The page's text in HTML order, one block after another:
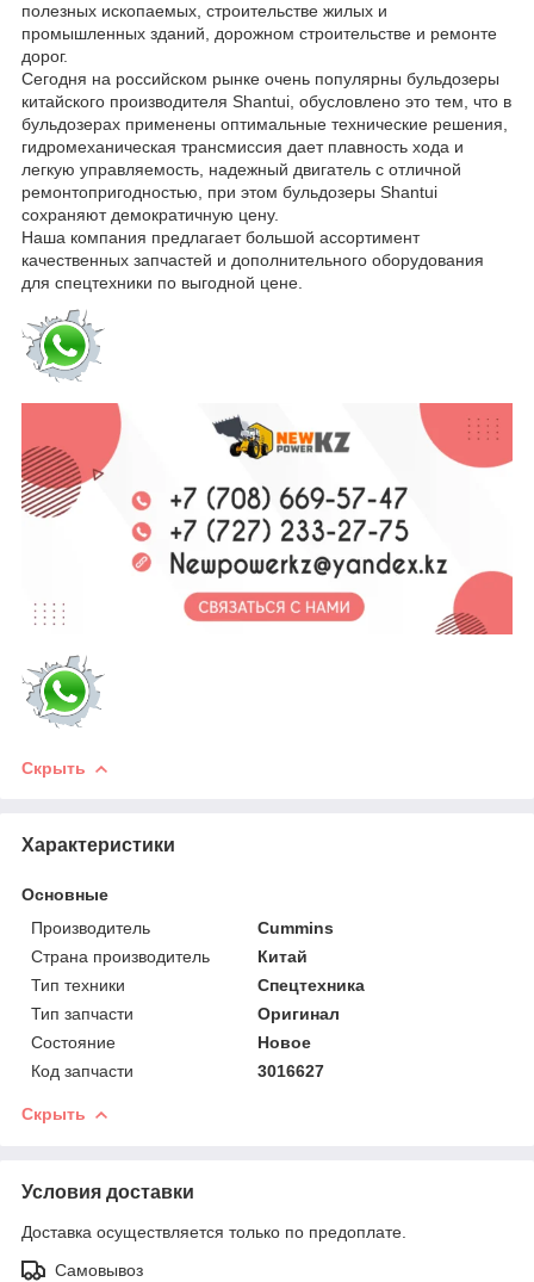
полезных ископаемых, строительстве жилых и
промышленных зданий, дорожном строительстве и ремонте
дорог.
Сегодня на российском рынке очень популярны бульдозеры
китайского производителя Shantui, обусловлено это тем, что в
бульдозерах применены оптимальные технические решения,
гидромеханическая трансмиссия дает плавность хода и
легкую управляемость, надежный двигатель с отличной
ремонтопригодностью, при этом бульдозеры Shantui
сохраняют демократичную цену.
Наша компания предлагает большой ассортимент
качественных запчастей и дополнительного оборудования
для спецтехники по выгодной цене.
Скрыть
Характеристики
Основные
Производитель
Cummins
Страна производитель
Китай
Тип техники
Спецтехника
Тип запчасти
Оригинал
Состояние
Новое
Код запчасти
3016627
Скрыть
Условия доставки
Доставка осуществляется только по предоплате.
Самовывоз